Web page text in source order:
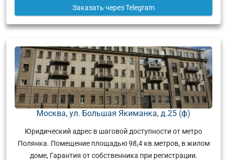
Заказать через Telegram
Москва, ул. Большая Якиманка, д.25 (ф)
Юридический адрес в шаговой доступности от метро
Полянка. Помещение площадью 98,4 кв.метров, в жилом
доме, Гарантия от собственника при регистрации.